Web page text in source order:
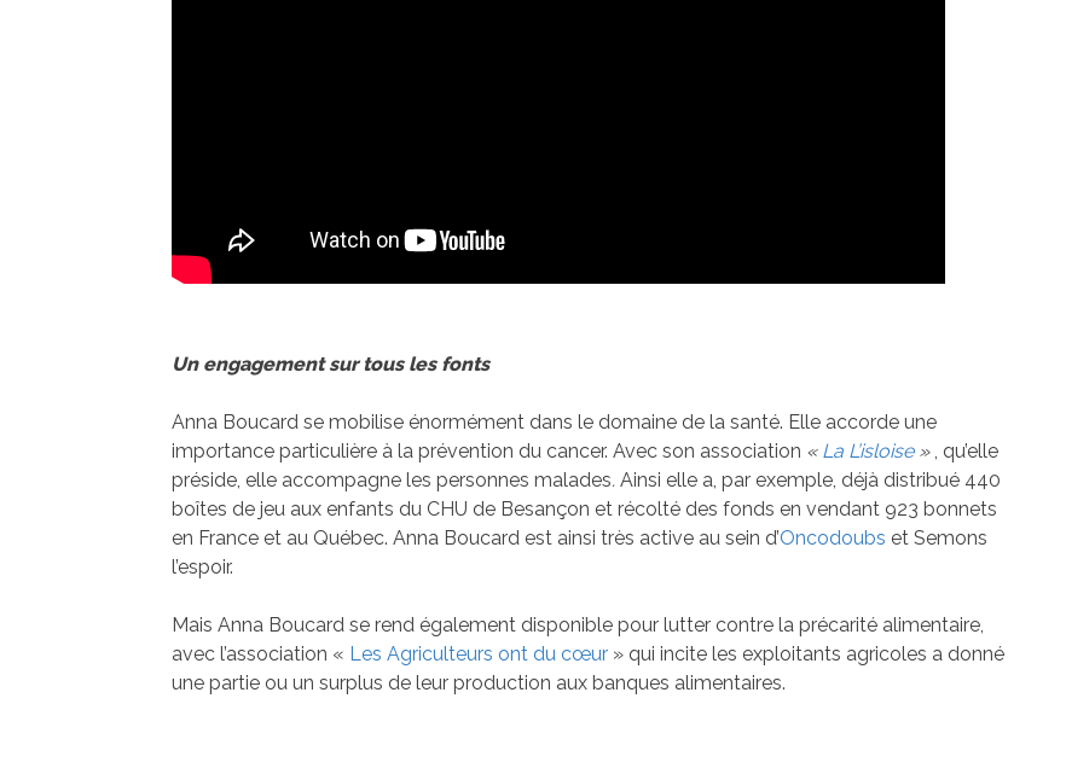
Un engagement sur tous les fonts
Anna Boucard se mobilise énormément dans le domaine de la santé. Elle accorde une
importance particulière à la prévention du cancer. Avec son association « La L’isloise », qu’elle
préside, elle accompagne les personnes malades. Ainsi elle a, par exemple, déjà distribué 440
boîtes de jeu aux enfants du CHU de Besançon et récolté des fonds en vendant 923 bonnets
en France et au Québec. Anna Boucard est ainsi très active au sein d’Oncodoubs et Semons
l’espoir.
Mais Anna Boucard se rend également disponible pour lutter contre la précarité alimentaire,
avec l’association « Les Agriculteurs ont du cœur » qui incite les exploitants agricoles a donné
une partie ou un surplus de leur production aux banques alimentaires.